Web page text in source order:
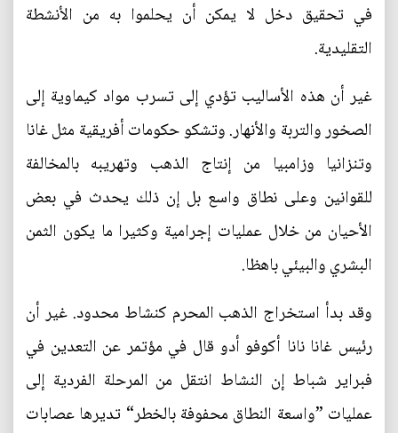
في تحقيق دخل لا يمكن أن يحلموا به من الأنشطة
التقليدية.
غير أن هذه الأساليب تؤدي إلى تسرب مواد كيماوية إلى
الصخور والتربة والأنهار. وتشكو حكومات أفريقية مثل غانا
وتنزانيا وزامبيا من إنتاج الذهب وتهريبه بالمخالفة
للقوانين وعلى نطاق واسع بل إن ذلك يحدث في بعض
الأحيان من خلال عمليات إجرامية وكثيرا ما يكون الثمن
البشري والبيئي باهظا.
وقد بدأ استخراج الذهب المحرم كنشاط محدود. غير أن
رئيس غانا نانا أكوفو أدو قال في مؤتمر عن التعدين في
فبراير شباط إن النشاط انتقل من المرحلة الفردية إلى
عمليات ”واسعة النطاق محفوفة بالخطر“ تديرها عصابات